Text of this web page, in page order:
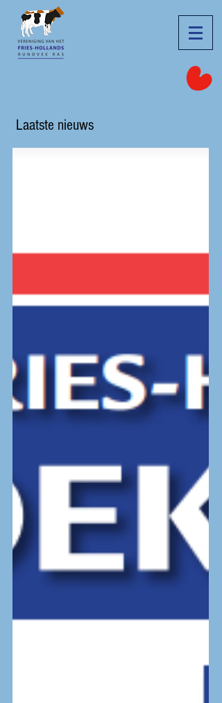
Laatste nieuws